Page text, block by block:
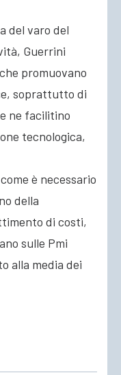
del varo del
Guerrini
promuovano
soprattutto di
ne facilitino
tecnologica,
è necessario
della
di costi,
sulle Pmi
alla media dei